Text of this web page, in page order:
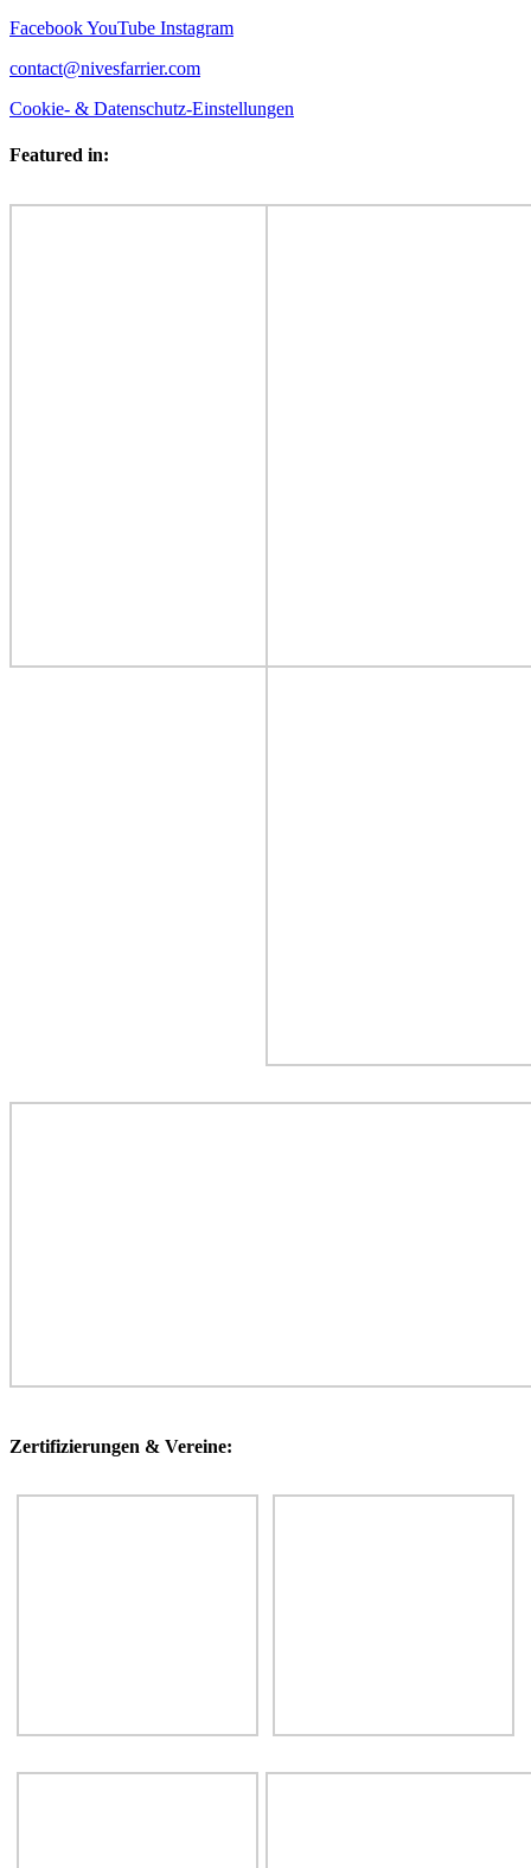
FacebookYouTube Instagram
contact@nivesfarrier.com
Cookie- & Datenschutz-Einstellungen
Featured in:
Zertifizierungen & Vereine: